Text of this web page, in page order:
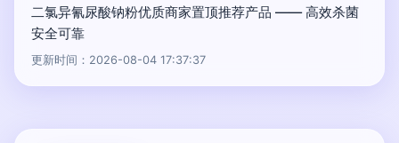
二氯异氰尿酸钠粉优质商家置顶推荐产品 —— 高效杀菌
安全可靠
更新时间：2026-08-04 17:37:37